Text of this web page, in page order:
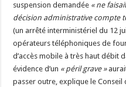
suspension demandée « ne
décision administrative compte
(un arrêté interministériel du 12
opérateurs téléphoniques de
d’accès mobile à très haut débit
évidence d’un « péril grave »
passer outre, explique le Conseil